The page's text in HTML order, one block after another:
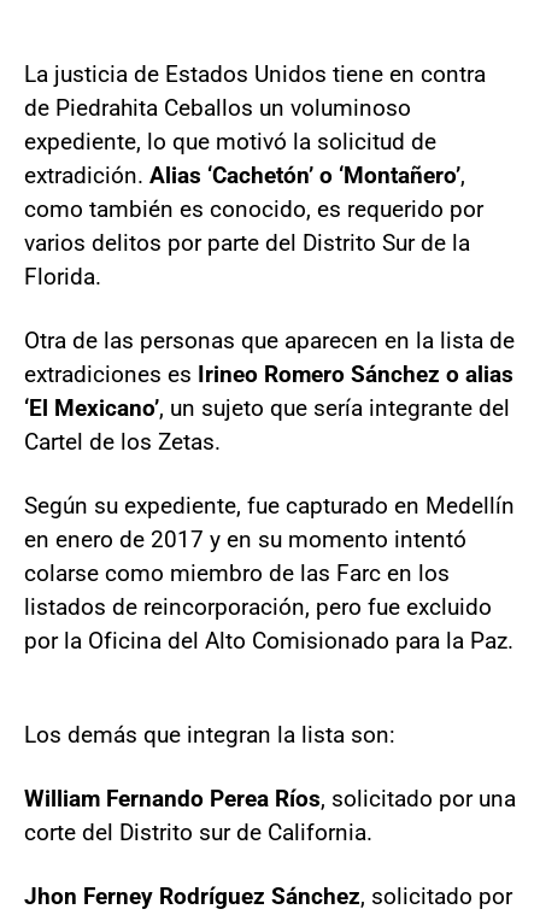
La justicia de Estados Unidos tiene en contra
de Piedrahita Ceballos un voluminoso
expediente, lo que motivó la solicitud de
extradición. Alias ‘Cachetón’ o ‘Montañero’,
como también es conocido, es requerido por
varios delitos por parte del Distrito Sur de la
Florida.
Otra de las personas que aparecen en la lista de
extradiciones es Irineo Romero Sánchez o alias
‘El Mexicano’, un sujeto que sería integrante del
Cartel de los Zetas.
Según su expediente, fue capturado en Medellín
en enero de 2017 y en su momento intentó
colarse como miembro de las Farc en los
listados de reincorporación, pero fue excluido
por la Oficina del Alto Comisionado para la Paz.
Los demás que integran la lista son:
William Fernando Perea Ríos, solicitado por una
corte del Distrito sur de California.
Jhon Ferney Rodríguez Sánchez, solicitado por